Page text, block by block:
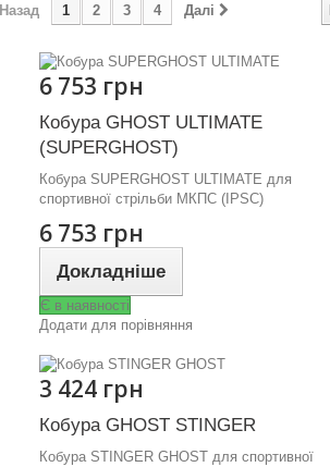
Назад 1 2 3 4 Далі
6 753 грн
Кобура GHOST ULTIMATE
(SUPERGHOST)
Кобура SUPERGHOST ULTIMATE для
спортивної стрільби МКПС (IPSC)
6 753 грн
Докладніше
Є в наявності
Додати для порівняння
3 424 грн
Кобура GHOST STINGER
Кобура STINGER GHOST для спортивної